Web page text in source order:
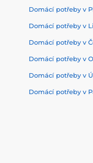
Domácí potřeby v
Domácí potřeby v
Domácí potřeby v
Domácí potřeby v
Domácí potřeby v
Domácí potřeby v